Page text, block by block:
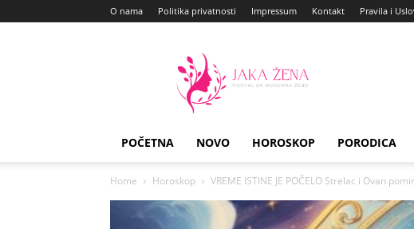
O nama Politika privatnosti Impressum Kontakt Pravila i
Zena
POČETNA NOVO HOROSKOP PORODICA
Home Horoskop VREME ISTINE JE POČELO Strelac i Ovan